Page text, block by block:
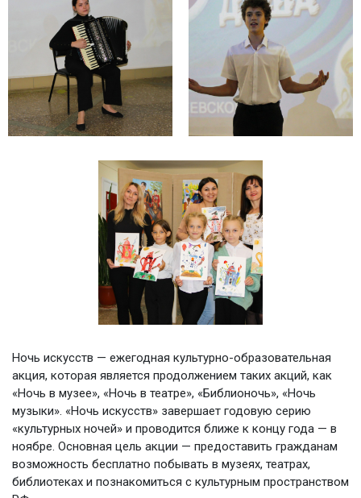
Ночь искусств — ежегодная культурно-образовательная
акция, которая является продолжением таких акций, как
«Ночь в музее», «Ночь в театре», «Библионочь», «Ночь
музыки». «Ночь искусств» завершает годовую серию
«культурных ночей» и проводится ближе к концу года — в
ноябре. Основная цель акции — предоставить гражданам
возможность бесплатно побывать в музеях, театрах,
библиотеках и познакомиться с культурным пространством